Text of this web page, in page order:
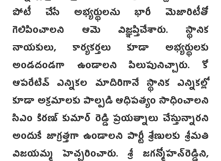
పోటీ చేసే అభ్యర్థులను భారీ మెజారిటీతో
గెలిపించాలని ఆమె విజ్ఞప్తిచేశారు. స్థానిక
నాయకులు, కార్యకర్తలు కూడా అభ్యర్థులకు
అండదండగా ఉండాలని పిలుపునిచ్చారు. కో
ఆపరేటివ్‌ ఎన్నికల మాదిరిగానే స్థానిక ఎన్నికల్లో
కూడా అక్రమాలకు పాల్పడి ఆధిపత్యం సాధించాలని
సిఎం కిరణ్‌ కుమార్‌ రెడ్డి ప్రయత్నాలు చేస్తున్నారని
అందుకే జాగ్రత్తగా ఉండాలని పార్టీ శ్రేణులకు శ్రీమతి
విజయమ్మ హెచ్చరించారు. శ్రీ జగన్మోహన్‌రెడ్డిని,